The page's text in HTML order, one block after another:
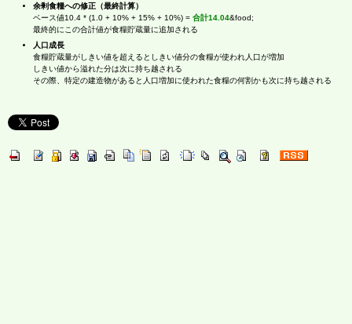
余剰食糧への修正（最終計算）
ベース値10.4 * (1.0 + 10% + 15% + 10%) = 合計14.04&food;
最終的にこの合計値が食糧貯蔵量に追加される
人口成長
食糧貯蔵量がしきい値を超えるとしきい値分の食糧が使われ人口が増加
しきい値から溢れた分は次に持ち越される
その際、特定の建造物があると人口増加に使われた食糧の何割かも次に持ち越される